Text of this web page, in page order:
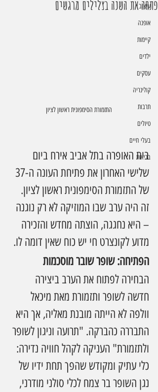
עיצוב
אופנה
קיימות
ילדים
עסקים
קולינריה
תרבות
טיולים
בעלי חיים
בריאות
פתחה את השנה בצלילים מרגשים
התזמורת הסימפונית ראשון לציון
בית האופרה בתל אביב אירח ביום
של התזמורת הסימפונית ראשון לציון.
זה היה ערב שבו המוזיקה לא רק נוגנה
– היא נחגגה, הוצתה מחדש והזכירה
מדוע לקונצרט חי יש כוח שאין דומה לו.
הפתיחה: שופר שובר מוסכמות
הבחירה לפתוח את הערב ביצירה
חדשה לשופר ותזמורת מאת מיכאל
וולפה לא הייתה מובנת מאליה, אך היא
התבררה כהברקה. "תרועה וניגון לשופר
ולתזמורת" העניקה לקהל חוויה נדירה:
כלי עתיק ומקודש שהפך תחת ידיו של
נגן השופר בר צמח לכלי סולני מודרני,